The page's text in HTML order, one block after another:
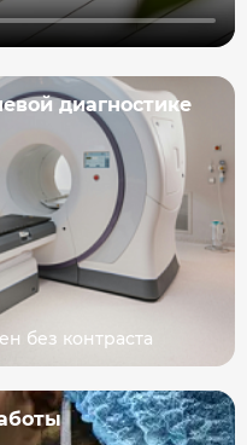
диагностике
без контраста